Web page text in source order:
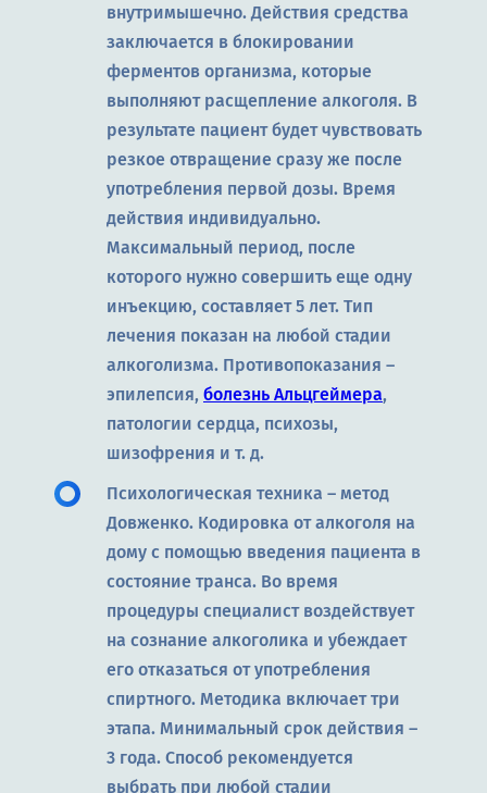
внутримышечно. Действия средства
заключается в блокировании
ферментов организма, которые
выполняют расщепление алкоголя. В
результате пациент будет чувствовать
резкое отвращение сразу же после
употребления первой дозы. Время
действия индивидуально.
Максимальный период, после
которого нужно совершить еще одну
инъекцию, составляет 5 лет. Тип
лечения показан на любой стадии
алкоголизма. Противопоказания –
эпилепсия, болезнь Альцгеймера,
патологии сердца, психозы,
шизофрения и т. д.
Психологическая техника – метод
Довженко. Кодировка от алкоголя на
дому с помощью введения пациента в
состояние транса. Во время
процедуры специалист воздействует
на сознание алкоголика и убеждает
его отказаться от употребления
спиртного. Методика включает три
этапа. Минимальный срок действия –
3 года. Способ рекомендуется
выбрать при любой стадии